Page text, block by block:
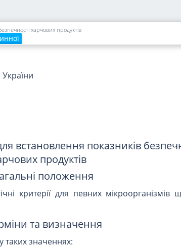
харчових продуктів
А. М. Сердюк
встановлення показників
продуктів
положення
критерії для певних мікроорганізмів
та визначення
таких значеннях: